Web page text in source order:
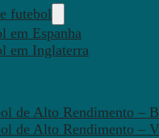
futebol
em Espanha
em Inglaterra
de Alto Rendimento –
de Alto Rendimento –